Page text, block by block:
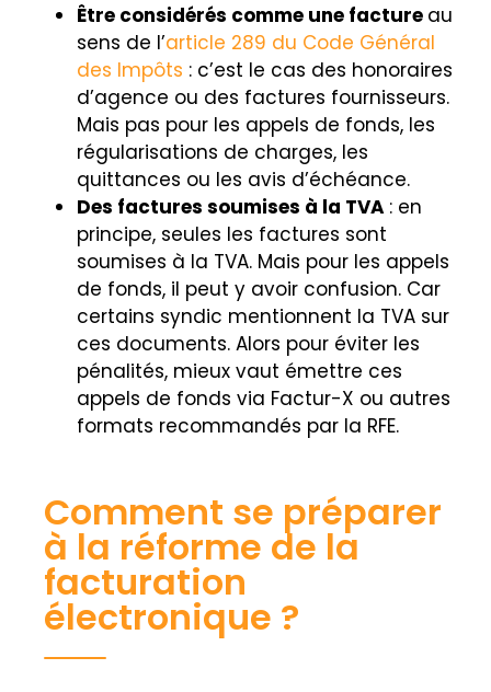
Être considérés comme une facture au
sens de l’article 289 du Code Général
des Impôts : c’est le cas des honoraires
d’agence ou des factures fournisseurs.
Mais pas pour les appels de fonds, les
régularisations de charges, les
quittances ou les avis d’échéance.
Des factures soumises à la TVA : en
principe, seules les factures sont
soumises à la TVA. Mais pour les appels
de fonds, il peut y avoir confusion. Car
certains syndic mentionnent la TVA sur
ces documents. Alors pour éviter les
pénalités, mieux vaut émettre ces
appels de fonds via Factur-X ou autres
formats recommandés par la RFE.
Comment se préparer
à la réforme de la
facturation
électronique ?